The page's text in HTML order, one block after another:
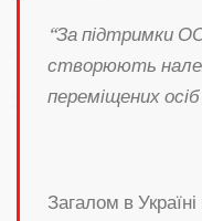
“За підтримки
створюють
переміщених
Загалом в